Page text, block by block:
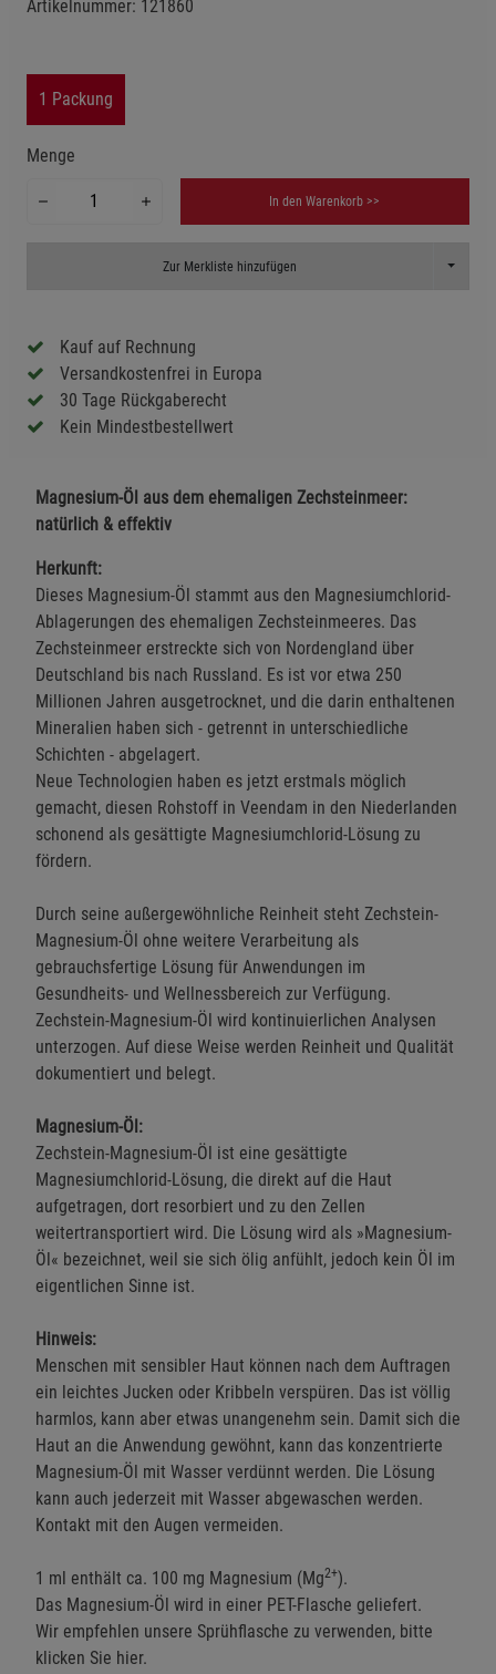
Artikelnummer: 121860
1 Packung
Menge
In den Warenkorb >>
Zur Merkliste hinzufügen Toggle
Kauf auf Rechnung
Versandkostenfrei in Europa
30 Tage Rückgaberecht
Kein Mindestbestellwert
Magnesium-Öl aus dem ehemaligen Zechsteinmeer:
natürlich & effektiv
Herkunft:
Dieses Magnesium-Öl stammt aus den Magnesiumchlorid-
Ablagerungen des ehemaligen Zechsteinmeeres. Das
Zechsteinmeer erstreckte sich von Nordengland über
Deutschland bis nach Russland. Es ist vor etwa 250
Millionen Jahren ausgetrocknet, und die darin enthaltenen
Mineralien haben sich - getrennt in unterschiedliche
Schichten - abgelagert.
Neue Technologien haben es jetzt erstmals möglich
gemacht, diesen Rohstoff in Veendam in den Niederlanden
schonend als gesättigte Magnesiumchlorid-Lösung zu
fördern.
Durch seine außergewöhnliche Reinheit steht Zechstein-
Magnesium-Öl ohne weitere Verarbeitung als
gebrauchsfertige Lösung für Anwendungen im
Gesundheits- und Wellnessbereich zur Verfügung.
Zechstein-Magnesium-Öl wird kontinuierlichen Analysen
unterzogen. Auf diese Weise werden Reinheit und Qualität
dokumentiert und belegt.
Magnesium-Öl:
Zechstein-Magnesium-Öl ist eine gesättigte
Magnesiumchlorid-Lösung, die direkt auf die Haut
aufgetragen, dort resorbiert und zu den Zellen
weitertransportiert wird. Die Lösung wird als »Magnesium-
Öl« bezeichnet, weil sie sich ölig anfühlt, jedoch kein Öl im
eigentlichen Sinne ist.
Hinweis:
Menschen mit sensibler Haut können nach dem Auftragen
ein leichtes Jucken oder Kribbeln verspüren. Das ist völlig
harmlos, kann aber etwas unangenehm sein. Damit sich die
Haut an die Anwendung gewöhnt, kann das konzentrierte
Magnesium-Öl mit Wasser verdünnt werden. Die Lösung
kann auch jederzeit mit Wasser abgewaschen werden.
Kontakt mit den Augen vermeiden.
1 ml enthält ca. 100 mg Magnesium (Mg2+).
Das Magnesium-Öl wird in einer PET-Flasche geliefert.
Wir empfehlen unsere Sprühflasche zu verwenden, bitte
klicken Sie hier.